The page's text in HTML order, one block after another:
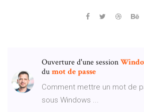
Ouverture d'une session
dumotdepasse
Comment mettre un mot de
sous Windows ...